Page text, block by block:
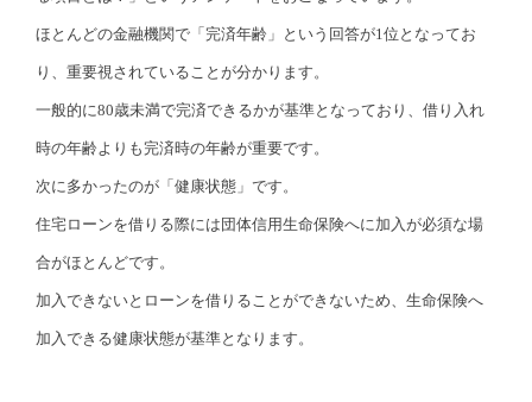
ほとんどの金融機関で「完済年齢」という回答が1位となってお
り、重要視されていることが分かります。
一般的に80歳未満で完済できるかが基準となっており、借り入れ
時の年齢よりも完済時の年齢が重要です。
次に多かったのが「健康状態」です。
住宅ローンを借りる際には団体信用生命保険へに加入が必須な場
合がほとんどです。
加入できないとローンを借りることができないため、生命保険へ
加入できる健康状態が基準となります。